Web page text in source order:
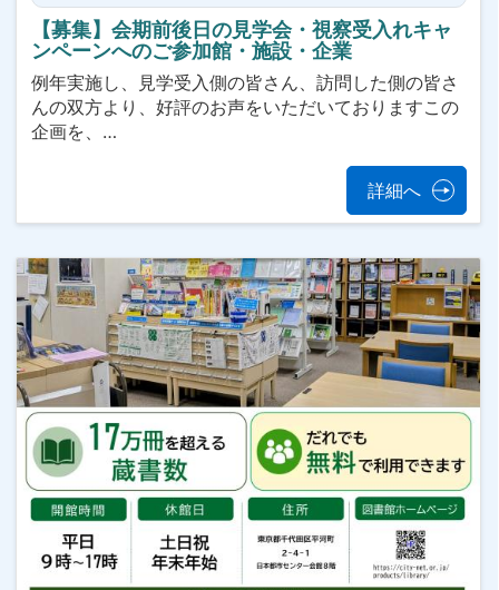
【募集】会期前後日の見学会・視察受入れキャ
ンペーンへのご参加館・施設・企業
例年実施し、見学受入側の皆さん、訪問した側の皆さ
んの双方より、好評のお声をいただいておりますこの
企画を、…
詳細へ